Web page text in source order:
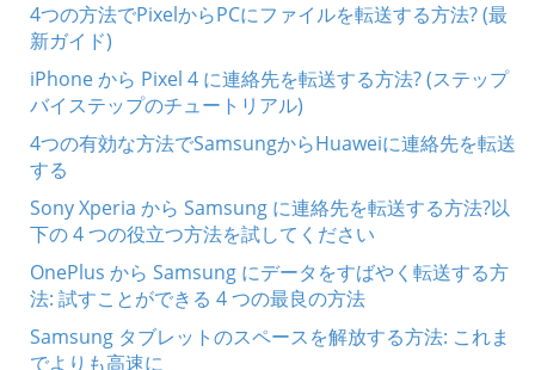
4つの方法でPixelからPCにファイルを転送する方法? (最
新ガイド)
iPhone から Pixel 4 に連絡先を転送する方法? (ステップ
バイステップのチュートリアル)
4つの有効な方法でSamsungからHuaweiに連絡先を転送
する
Sony Xperia から Samsung に連絡先を転送する方法?以
下の 4 つの役立つ方法を試してください
OnePlus から Samsung にデータをすばやく転送する方
法: 試すことができる 4 つの最良の方法
Samsung タブレットのスペースを解放する方法: これま
でよりも高速に